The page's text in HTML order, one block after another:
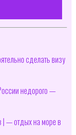
сделать визу
недорого —
| — отдых на море в